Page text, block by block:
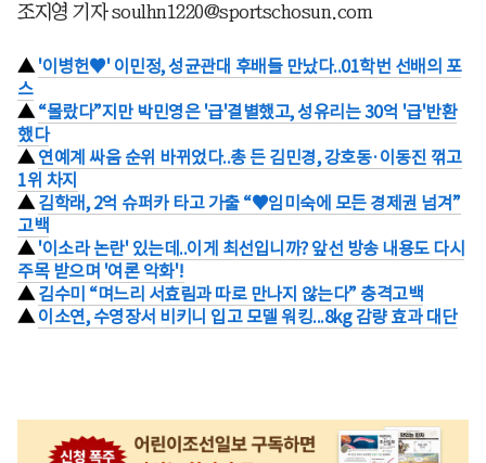
조지영 기자 soulhn1220@sportschosun.com
▲ '이병헌♥' 이민정, 성균관대 후배들 만났다..01학번 선배의 포
스
▲ “몰랐다”지만 박민영은 '급'결별했고, 성유리는 30억 '급'반환
했다
▲ 연예계 싸움 순위 바뀌었다..총 든 김민경, 강호동·이동진 꺾고
1위 차지
▲ 김학래, 2억 슈퍼카 타고 가출 “♥임미숙에 모든 경제권 넘겨”
고백
▲ '이소라 논란' 있는데..이게 최선입니까? 앞선 방송 내용도 다시
주목 받으며 '여론 악화'!
▲ 김수미 “며느리 서효림과 따로 만나지 않는다” 충격고백
▲ 이소연, 수영장서 비키니 입고 모델 워킹...8kg 감량 효과 대단